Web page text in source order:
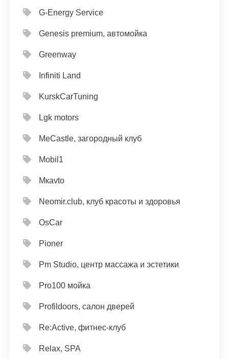
G-Energy Service
Genesis premium, автомойка
Greenway
Infiniti Land
KurskCarTuning
Lgk motors
MeCastle, загородный клуб
Mobil1
Mкavto
Neomir.club, клуб красоты и здоровья
OsCar
Pioner
Pm Studio, центр массажа и эстетики
Pro100 мойка
Profildoors, салон дверей
Re:Active, фитнес-клуб
Relax, SPA